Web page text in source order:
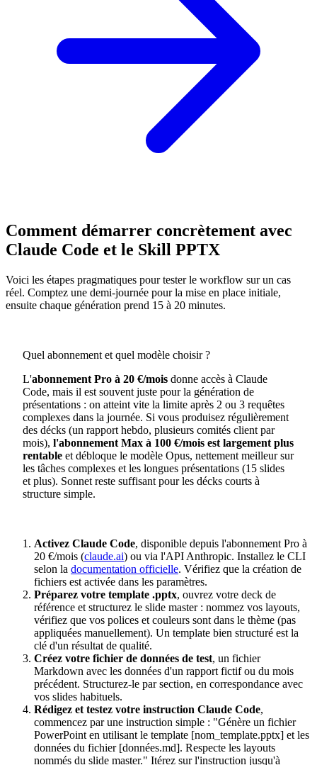
Comment démarrer concrètement avec
Claude Code et le Skill PPTX
Voici les étapes pragmatiques pour tester le workflow sur un cas
réel. Comptez une demi-journée pour la mise en place initiale,
ensuite chaque génération prend 15 à 20 minutes.
Quel abonnement et quel modèle choisir ?
L'abonnement Pro à 20 €/mois donne accès à Claude
Code, mais il est souvent juste pour la génération de
présentations : on atteint vite la limite après 2 ou 3 requêtes
complexes dans la journée. Si vous produisez régulièrement
des décks (un rapport hebdo, plusieurs comités client par
mois), l'abonnement Max à 100 €/mois est largement plus
rentable et débloque le modèle Opus, nettement meilleur sur
les tâches complexes et les longues présentations (15 slides
et plus). Sonnet reste suffisant pour les décks courts à
structure simple.
Activez Claude Code, disponible depuis l'abonnement Pro à
20 €/mois (claude.ai) ou via l'API Anthropic. Installez le CLI
selon la documentation officielle. Vérifiez que la création de
fichiers est activée dans les paramètres.
Préparez votre template .pptx, ouvrez votre deck de
référence et structurez le slide master : nommez vos layouts,
vérifiez que vos polices et couleurs sont dans le thème (pas
appliquées manuellement). Un template bien structuré est la
clé d'un résultat de qualité.
Créez votre fichier de données de test, un fichier
Markdown avec les données d'un rapport fictif ou du mois
précédent. Structurez-le par section, en correspondance avec
vos slides habituels.
Rédigez et testez votre instruction Claude Code,
commencez par une instruction simple : "Génère un fichier
PowerPoint en utilisant le template [nom_template.pptx] et les
données du fichier [données.md]. Respecte les layouts
nommés du slide master." Itérez sur l'instruction jusqu'à